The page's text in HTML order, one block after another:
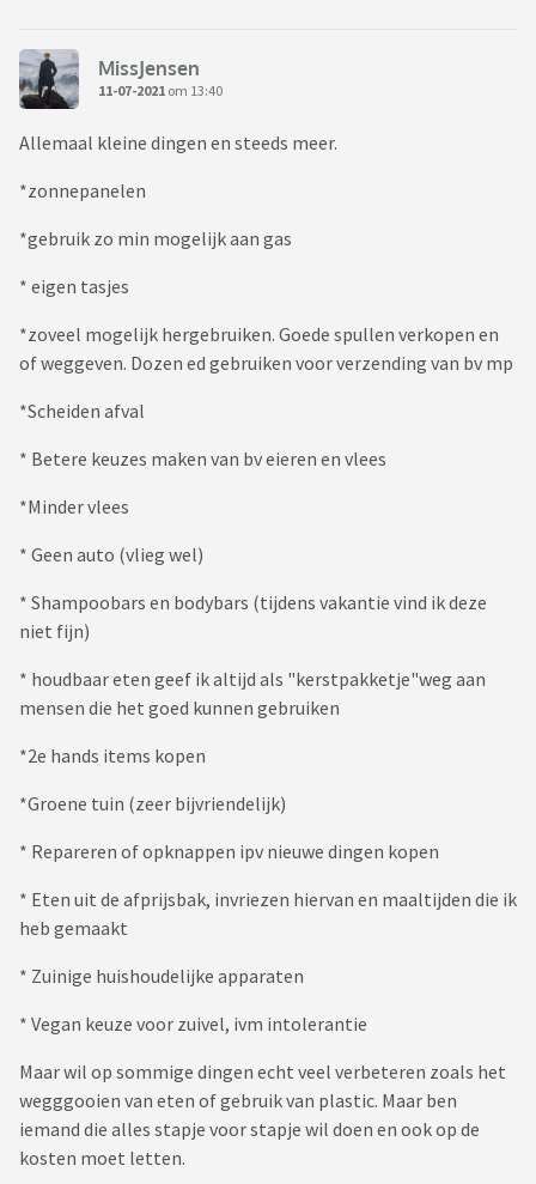
MissJensen
11-07-2021 om 13:40
Allemaal kleine dingen en steeds meer.
*zonnepanelen
*gebruik zo min mogelijk aan gas
* eigen tasjes
*zoveel mogelijk hergebruiken. Goede spullen verkopen en
of weggeven. Dozen ed gebruiken voor verzending van bv mp
*Scheiden afval
* Betere keuzes maken van bv eieren en vlees
*Minder vlees
* Geen auto (vlieg wel)
* Shampoobars en bodybars (tijdens vakantie vind ik deze
niet fijn)
* houdbaar eten geef ik altijd als "kerstpakketje"weg aan
mensen die het goed kunnen gebruiken
*2e hands items kopen
*Groene tuin (zeer bijvriendelijk)
* Repareren of opknappen ipv nieuwe dingen kopen
* Eten uit de afprijsbak, invriezen hiervan en maaltijden die ik
heb gemaakt
* Zuinige huishoudelijke apparaten
* Vegan keuze voor zuivel, ivm intolerantie
Maar wil op sommige dingen echt veel verbeteren zoals het
wegggooien van eten of gebruik van plastic. Maar ben
iemand die alles stapje voor stapje wil doen en ook op de
kosten moet letten.